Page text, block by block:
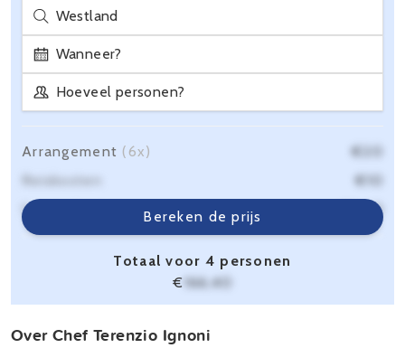
Westland
Wanneer?
Hoeveel personen?
Bereken de prijs
Arrangement (6x)
€20
Reiskosten
€10
Servicekosten
€6,40
Totaal voor 4 personen
€ 166,40
Over Chef Terenzio Ignoni